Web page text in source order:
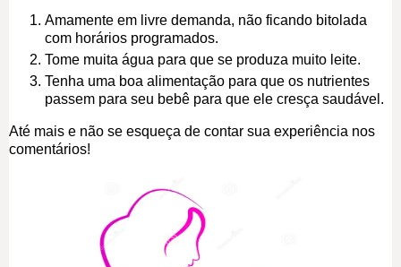
Amamente em livre demanda, não ficando bitolada
com horários programados.
Tome muita água para que se produza muito leite.
Tenha uma boa alimentação para que os nutrientes
passem para seu bebê para que ele cresça saudável.
Até mais e não se esqueça de contar sua experiência nos
comentários!